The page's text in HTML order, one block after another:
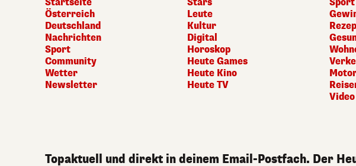
Österreich
Deutschland
Nachrichten
Sport
Community
Wetter
Newsletter
Leute
Kultur
Digital
Horoskop
Heute Games
Heute Kino
Heute TV
Video
Topaktuell und direkt in deinem Email-Postfach. Der